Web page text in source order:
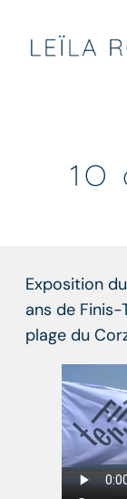
1O
Exposition
ans de Finis-
plage du